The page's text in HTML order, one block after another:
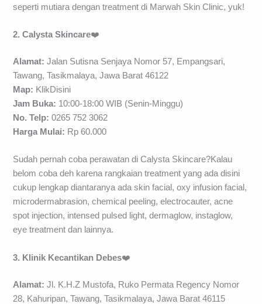
seperti mutiara dengan treatment di Marwah Skin Clinic, yuk!
2. Calysta Skincare❤️
Alamat: Jalan Sutisna Senjaya Nomor 57, Empangsari,
Tawang, Tasikmalaya, Jawa Barat 46122
Map: KlikDisini
Jam Buka: 10:00-18:00 WIB (Senin-Minggu)
No. Telp: 0265 752 3062
Harga Mulai: Rp 60.000
Sudah pernah coba perawatan di Calysta Skincare?Kalau
belom coba deh karena rangkaian treatment yang ada disini
cukup lengkap diantaranya ada skin facial, oxy infusion facial,
microdermabrasion, chemical peeling, electrocauter, acne
spot injection, intensed pulsed light, dermaglow, instaglow,
eye treatment dan lainnya.
3. Klinik Kecantikan Debes❤️
Alamat: Jl. K.H.Z Mustofa, Ruko Permata Regency Nomor
28, Kahuripan, Tawang, Tasikmalaya, Jawa Barat 46115